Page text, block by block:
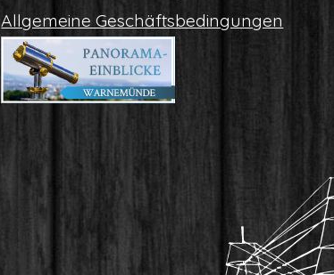
All­ge­mei­ne Geschäftsbedingungen